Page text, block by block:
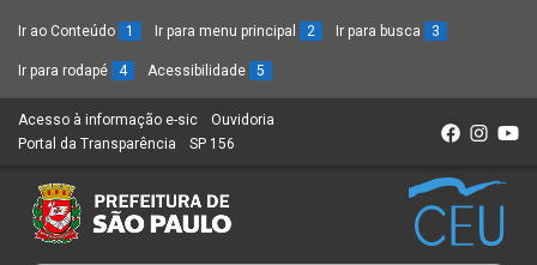
Ir ao Conteúdo 1 Ir para menu principal 2 Ir para busca 3
Ir para rodapé 4 Acessibilidade 5
Acesso à informação e-sic (Link
para
novo
sítio)
Ouvidoria
Portal da Transparência (Link
um
novo
SP 156